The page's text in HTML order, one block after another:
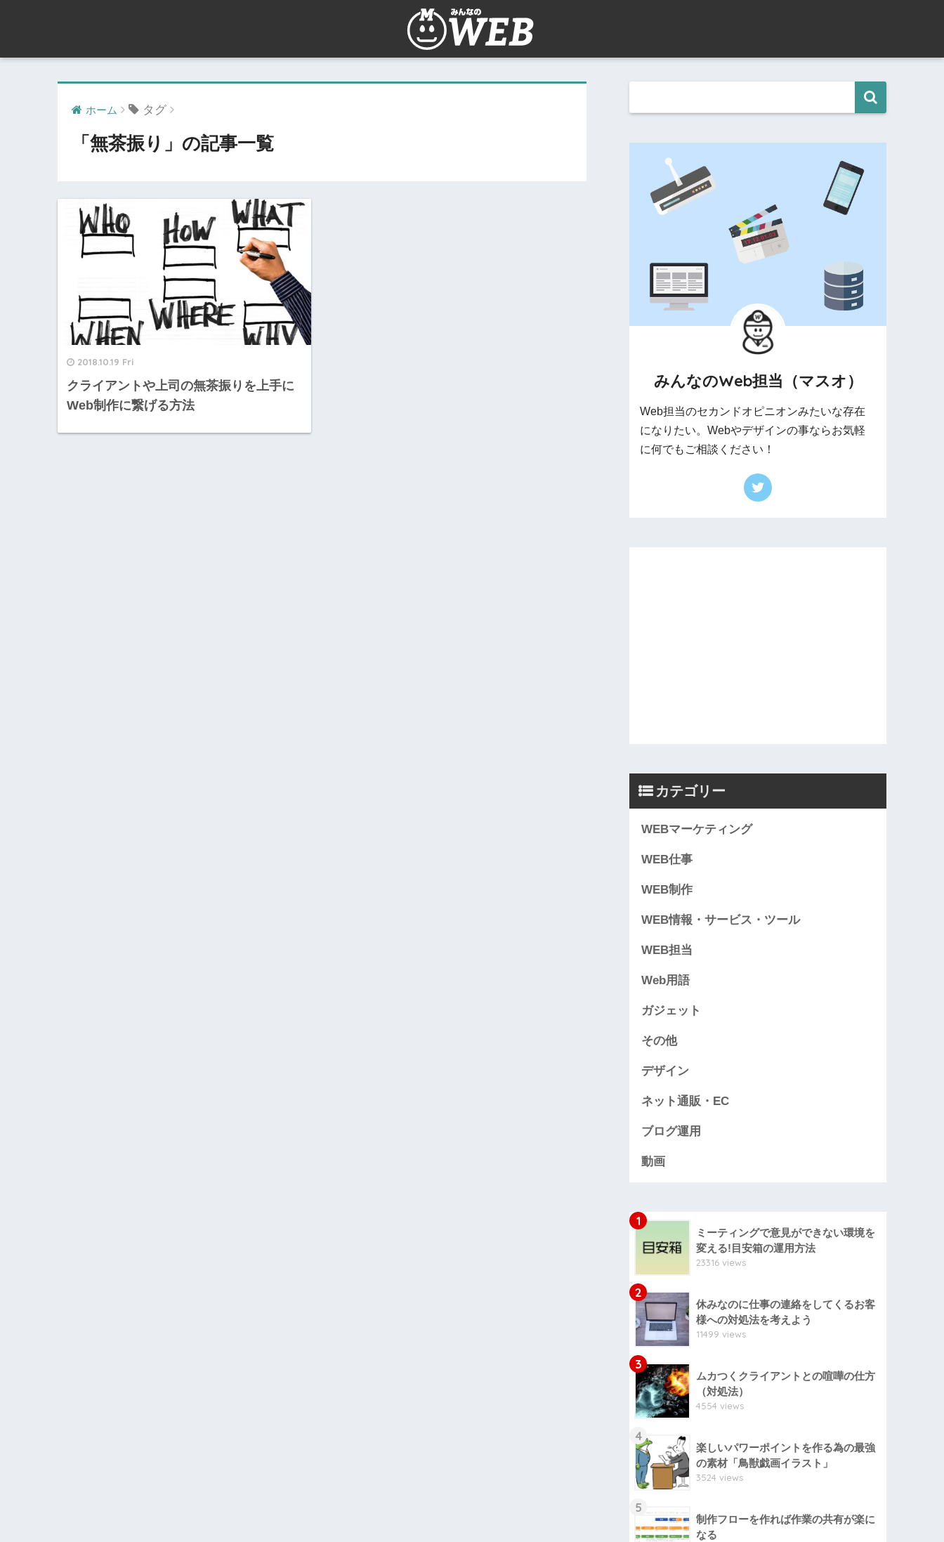
ホーム タグ
「無茶振り」の記事一覧
2018.10.19 Fri
クライアントや上司の無茶振りを上手に
Web制作に繋げる方法
みんなのWeb担当（マスオ）
Web担当のセカンドオピニオンみたいな存在
になりたい。Webやデザインの事ならお気軽
に何でもご相談ください！
カテゴリー
WEBマーケティング
WEB仕事
WEB制作
WEB情報・サービス・ツール
WEB担当
Web用語
ガジェット
その他
デザイン
ネット通販・EC
ブログ運用
動画
1
ミーティングで意見ができない環境を
変える!目安箱の運用方法
23316 views
2
休みなのに仕事の連絡をしてくるお客
様への対処法を考えよう
11499 views
3
ムカつくクライアントとの喧嘩の仕方
（対処法）
4554 views
4
楽しいパワーポイントを作る為の最強
の素材「鳥獣戯画イラスト」
3524 views
5
制作フローを作れば作業の共有が楽に
なる